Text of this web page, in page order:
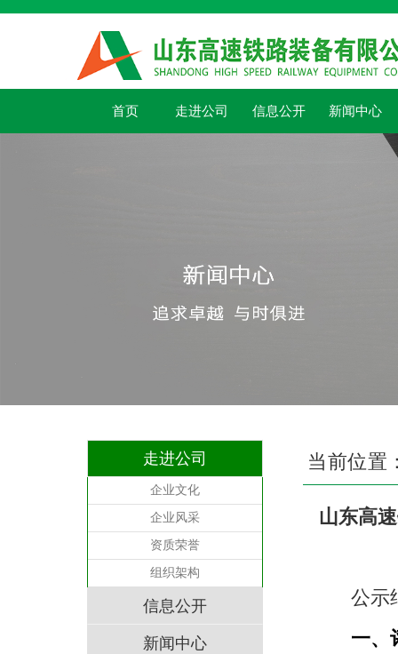
首页 走进公司 信息公开 新闻中心
走进公司
企业文化
企业风采
资质荣誉
组织架构
信息公开
新闻中心
当前位置
山东高
公示
一、